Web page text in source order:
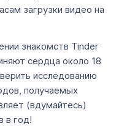
загрузки видео на
знакомств Tinder
сердца около 18
исследованию
получаемых
(вдумайтесь)
в год!